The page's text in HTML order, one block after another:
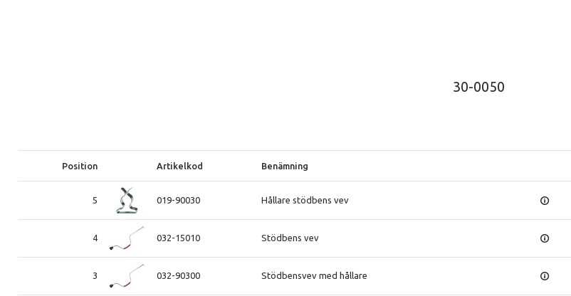
30-0050
Position Artikelkod Benämning
5 019-90030 Hållare stödbens vev
4 032-15010 Stödbens vev
3 032-90300 Stödbensvev med hållare